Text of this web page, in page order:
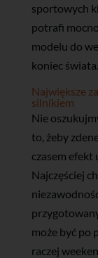
sportowych
potrafi
modelu do
koniec świata.
Największe
silnikiem
Nie
to, żeby
czasem efekt
Najczęściej
może być po
raczej